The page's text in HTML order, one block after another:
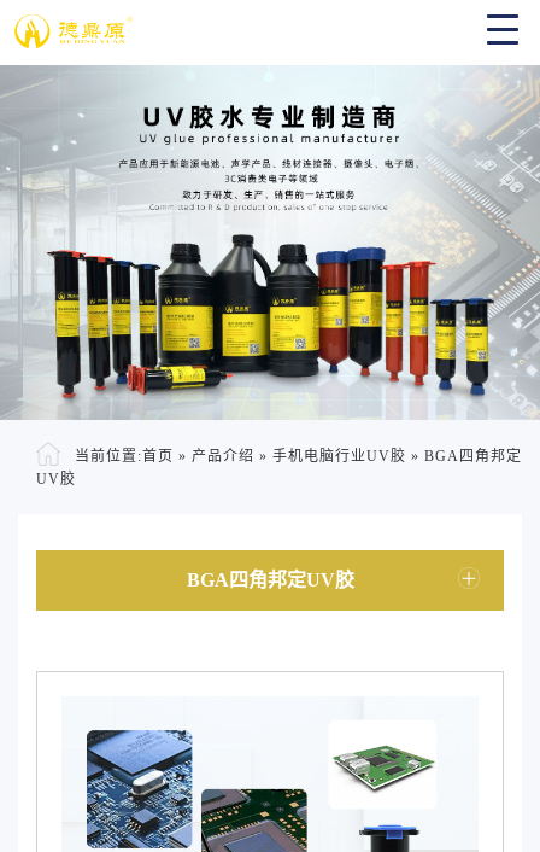
当前位置:首页 » 产品介绍 » 手机电脑行业UV胶 » BGA四角邦定
UV胶
BGA四角邦定UV胶